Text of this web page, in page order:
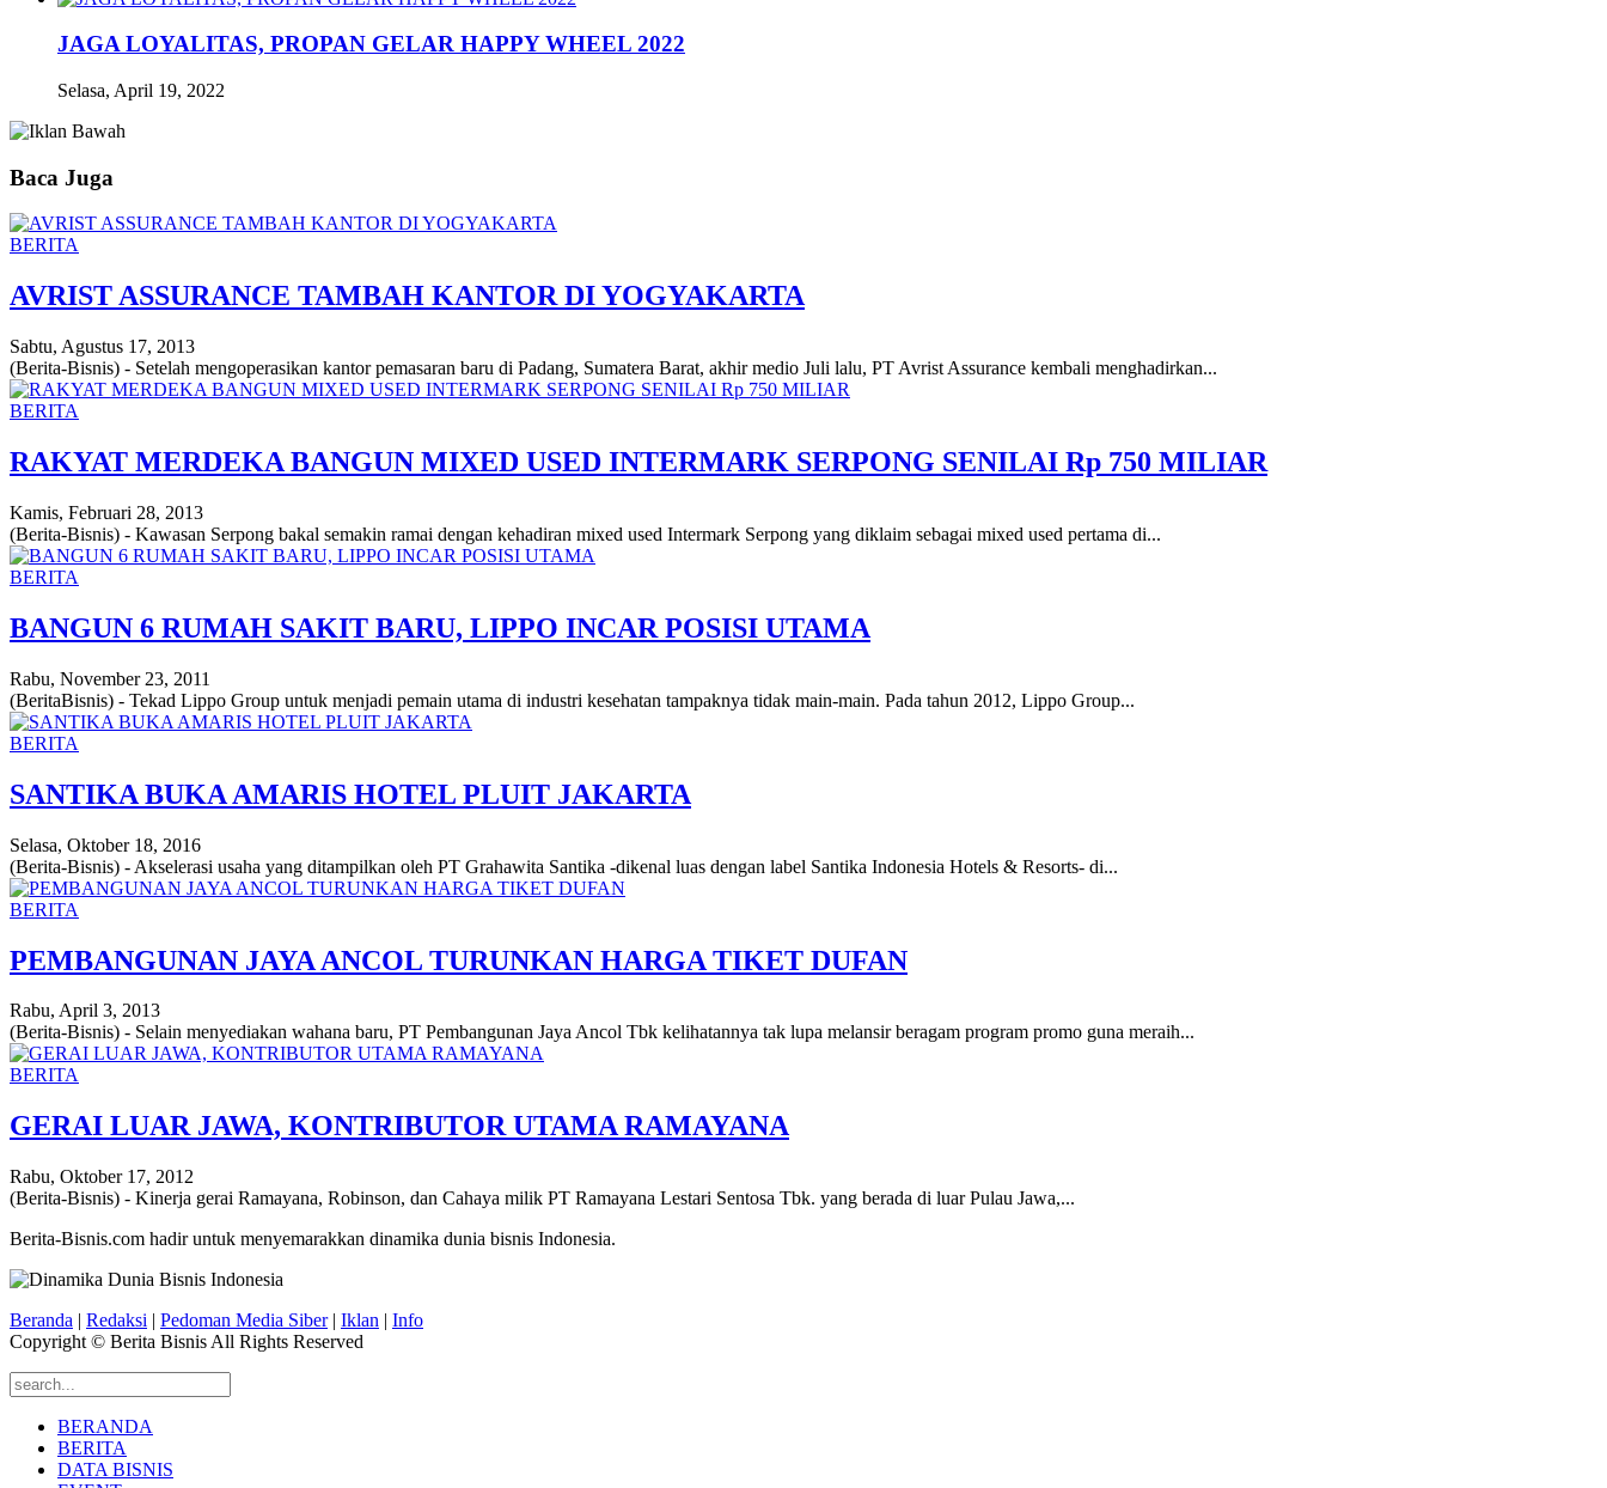
JAGA LOYALITAS, PROPAN GELAR HAPPY WHEEL 2022
Selasa, April 19, 2022
Baca Juga
BERITA
AVRIST ASSURANCE TAMBAH KANTOR DI YOGYAKARTA
Sabtu, Agustus 17, 2013
(Berita-Bisnis) - Setelah mengoperasikan kantor pemasaran baru di Padang, Sumatera Barat, akhir medio Juli lalu, PT Avrist Assurance kembali menghadirkan...
BERITA
RAKYAT MERDEKA BANGUN MIXED USED INTERMARK SERPONG SENILAI Rp 750 MILIAR
Kamis, Februari 28, 2013
(Berita-Bisnis) - Kawasan Serpong bakal semakin ramai dengan kehadiran mixed used Intermark Serpong yang diklaim sebagai mixed used pertama di...
BERITA
BANGUN 6 RUMAH SAKIT BARU, LIPPO INCAR POSISI UTAMA
Rabu, November 23, 2011
(BeritaBisnis) - Tekad Lippo Group untuk menjadi pemain utama di industri kesehatan tampaknya tidak main-main. Pada tahun 2012, Lippo Group...
BERITA
SANTIKA BUKA AMARIS HOTEL PLUIT JAKARTA
Selasa, Oktober 18, 2016
(Berita-Bisnis) - Akselerasi usaha yang ditampilkan oleh PT Grahawita Santika -dikenal luas dengan label Santika Indonesia Hotels & Resorts- di...
BERITA
PEMBANGUNAN JAYA ANCOL TURUNKAN HARGA TIKET DUFAN
Rabu, April 3, 2013
(Berita-Bisnis) - Selain menyediakan wahana baru, PT Pembangunan Jaya Ancol Tbk kelihatannya tak lupa melansir beragam program promo guna meraih...
BERITA
GERAI LUAR JAWA, KONTRIBUTOR UTAMA RAMAYANA
Rabu, Oktober 17, 2012
(Berita-Bisnis) - Kinerja gerai Ramayana, Robinson, dan Cahaya milik PT Ramayana Lestari Sentosa Tbk. yang berada di luar Pulau Jawa,...
Berita-Bisnis.com hadir untuk menyemarakkan dinamika dunia bisnis Indonesia.
Beranda | Redaksi | Pedoman Media Siber| Iklan | Info
Copyright © Berita Bisnis All Rights Reserved
BERANDA
BERITA
DATA BISNIS